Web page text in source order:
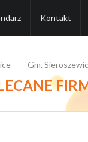
Kontakt
Gm.